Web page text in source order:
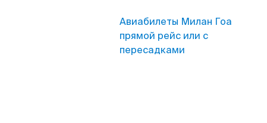
Авиабилеты Милан Гоа
прямой рейс или с
пересадками